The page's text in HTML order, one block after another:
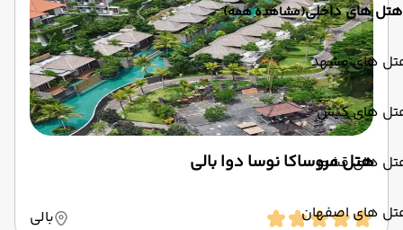
هتل های داخلی(مشاهده همه)
های مشهد
های کیش
های قشم
های اصفهان
هتل مروساکا نوسا دوا بالی
بالی